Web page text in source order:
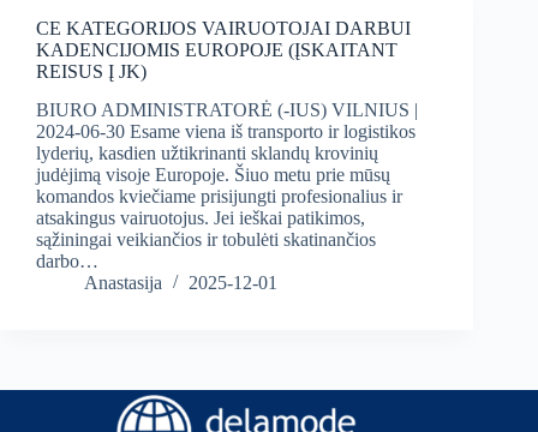
CE KATEGORIJOS VAIRUOTOJAI DARBUI
KADENCIJOMIS EUROPOJE (ĮSKAITANT
REISUS Į JK)
BIURO ADMINISTRATORĖ (-IUS) VILNIUS |
2024-06-30 Esame viena iš transporto ir logistikos
lyderių, kasdien užtikrinanti sklandų krovinių
judėjimą visoje Europoje. Šiuo metu prie mūsų
komandos kviečiame prisijungti profesionalius ir
atsakingus vairuotojus. Jei ieškai patikimos,
sąžiningai veikiančios ir tobulėti skatinančios
darbo…
Anastasija
2025-12-01